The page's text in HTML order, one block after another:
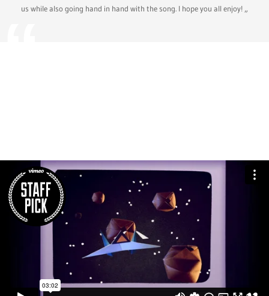
us while also going hand in hand with the song. I hope you all enjoy! „